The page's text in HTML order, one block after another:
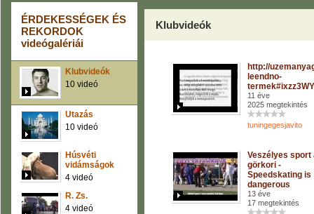
ÉRDEKESSÉGEK ÉS
REKORDOK
videógalériái
Klubvideók
10 videó
Utazás
10 videó
Húsvéti
vidámságok
4 videó
R. Zs.
4 videó
Klubvideók
http://
leendno-
11 éve
2025 megtekintés
tuningegesjavito
Veszélyes sport
görkori -
Speedskating is
dangerous
13 éve
17 megtekintés